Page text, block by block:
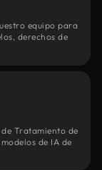
equipo para
derechos de
Tratamiento de
de IA de